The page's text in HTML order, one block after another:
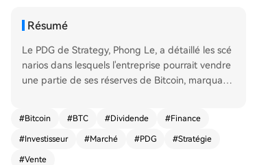
Résumé
Le PDG de Strategy, Phong Le, a détaillé les scé
narios dans lesquels l'entreprise pourrait vendre
une partie de ses réserves de Bitcoin, marquant
que ces ventes pourraient être envisagées pour
financer le paiement du dividende de 11,5% sur
ses actions privilégiées perpétuelles, mais uniqu
#Bitcoin #BTC #Dividende #Finance
#Investisseur #Marché #PDG #Stratégie
#Vente